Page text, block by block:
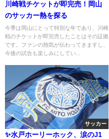
川崎戦チケットが即完売！岡山
のサッカー熱を探る
今季は岡山にとって特別な年であり、川崎
戦のチケットが即完売したことはその証拠
です。ファンの熱気が伝わってきますし、
今後の試合も楽しみにしてい...
サッカー
✨水戸ホーリーホック、涙のJ1